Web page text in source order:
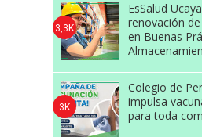
EsSalud
renovación
en Buenas
3,3K
Colegio de
impulsa
para toda
3K